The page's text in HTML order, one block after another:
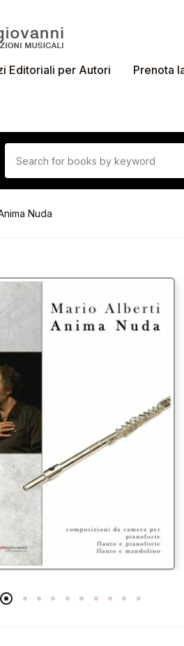
Editoriali per Autori Prenota
Nuda